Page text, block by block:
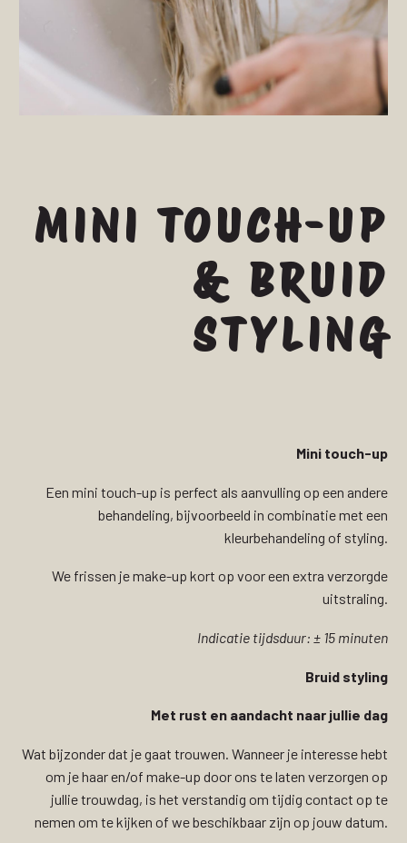
MINI TOUCH-UP
& BRUID
STYLING
Mini touch-up
Een mini touch-up is perfect als aanvulling op een andere
behandeling, bijvoorbeeld in combinatie met een
kleurbehandeling of styling.
We frissen je make-up kort op voor een extra verzorgde
uitstraling.
Indicatie tijdsduur: ± 15 minuten
Bruid styling
Met rust en aandacht naar jullie dag
Wat bijzonder dat je gaat trouwen. Wanneer je interesse hebt
om je haar en/of make-up door ons te laten verzorgen op
jullie trouwdag, is het verstandig om tijdig contact op te
nemen om te kijken of we beschikbaar zijn op jouw datum.